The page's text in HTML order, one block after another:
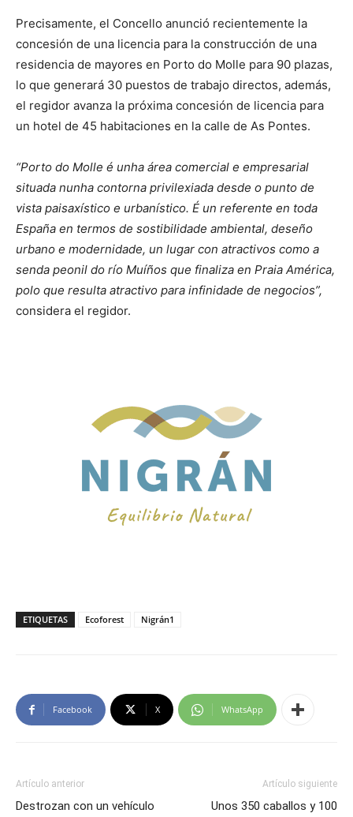
Precisamente, el Concello anunció recientemente la
concesión de una licencia para la construcción de una
residencia de mayores en Porto do Molle para 90 plazas,
lo que generará 30 puestos de trabajo directos, además,
el regidor avanza la próxima concesión de licencia para
un hotel de 45 habitaciones en la calle de As Pontes.
“Porto do Molle é unha área comercial e empresarial
situada nunha contorna privilexiada desde o punto de
vista paisaxístico e urbanístico. É un referente en toda
España en termos de sostibilidade ambiental, deseño
urbano e modernidade, un lugar con atractivos como a
senda peonil do río Muíños que finaliza en Praia América,
polo que resulta atractivo para infinidade de negocios”,
considera el regidor.
ETIQUETAS Ecoforest Nigrán1
Facebook X WhatsApp
Artículo anterior
Destrozan con un vehículo
Artículo siguiente
Unos 350 caballos y 100